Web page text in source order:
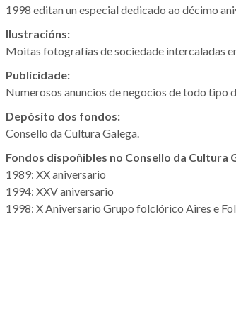
1998 editan un especial dedicado ao décimo
Ilustracións:
Moitas fotografías de sociedade intercaladas
Publicidade:
Numerosos anuncios de negocios de todo
Depósito dos fondos:
Consello da Cultura Galega.
Fondos dispoñibles no Consello da Cultura
1989: XX aniversario
1994: XXV aniversario
1998: X Aniversario Grupo folclórico Aires e